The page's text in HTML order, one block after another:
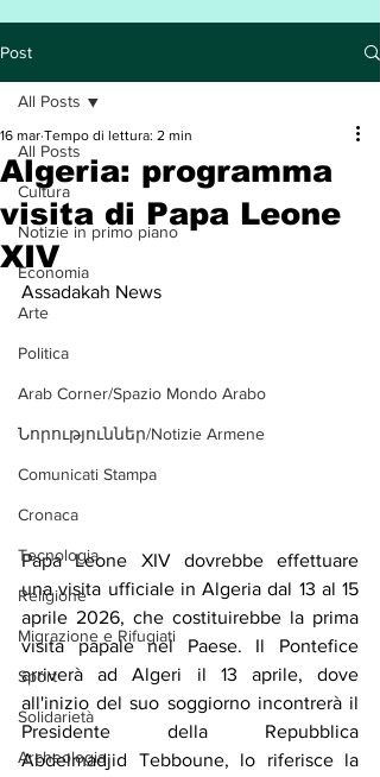
Post
All Posts
Cultura
Notizie in primo piano
Economia
Arte
Politica
Arab Corner/Spazio Mondo Arabo
Նորություններ/Notizie Armene
Comunicati Stampa
Cronaca
Tecnologia
Religione
Migrazione e Rifugiati
Sport
Solidarietà
Archeologia
All Posts
Algeria: programma
visita di Papa Leone
XIV
16 mar Tempo di lettura: 2 min
Assadakah News
Papa Leone XIV dovrebbe effettuare
una visita ufficiale in Algeria dal 13 al 15
aprile 2026, che costituirebbe la prima
visita papale nel Paese. Il Pontefice
arriverà ad Algeri il 13 aprile, dove
all'inizio del suo soggiorno incontrerà il
Presidente della Repubblica
Abdelmadjid Tebboune, lo riferisce la